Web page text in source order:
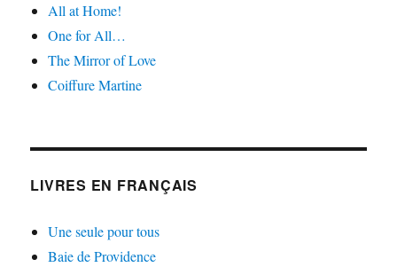
All at Home!
One for All…
The Mirror of Love
Coiffure Martine
LIVRES EN FRANÇAIS
Une seule pour tous
Baie de Providence